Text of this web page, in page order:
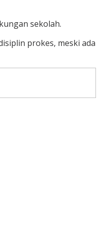
sekolah.
prokes, meski ada